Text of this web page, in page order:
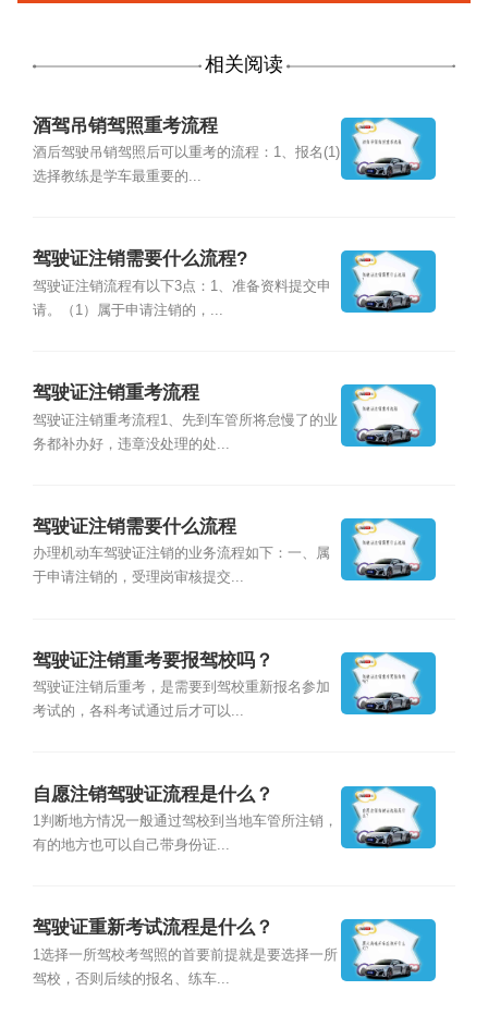
相关阅读
酒驾吊销驾照重考流程
酒后驾驶吊销驾照后可以重考的流程：1、报名(1)
选择教练是学车最重要的...
驾驶证注销需要什么流程?
驾驶证注销流程有以下3点：1、准备资料提交申
请。（1）属于申请注销的，...
驾驶证注销重考流程
驾驶证注销重考流程1、先到车管所将怠慢了的业
务都补办好，违章没处理的处...
驾驶证注销需要什么流程
办理机动车驾驶证注销的业务流程如下：一、属
于申请注销的，受理岗审核提交...
驾驶证注销重考要报驾校吗？
驾驶证注销后重考，是需要到驾校重新报名参加
考试的，各科考试通过后才可以...
自愿注销驾驶证流程是什么？
1判断地方情况一般通过驾校到当地车管所注销，
有的地方也可以自己带身份证...
驾驶证重新考试流程是什么？
1选择一所驾校考驾照的首要前提就是要选择一所
驾校，否则后续的报名、练车...